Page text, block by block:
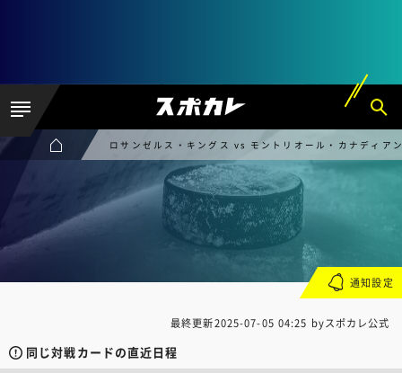
ロサンゼルス・キングス vs モントリオール・カナディア
最終更新2025-07-05 04:25 byスポカレ公式
同じ対戦カードの直近日程
通知設定